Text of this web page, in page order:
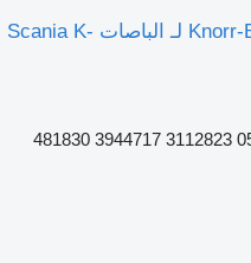
صمام الهواء Knorr-Bremse 0501100040 لـ الباصات Scania K-
0501100040 0501100014 0501100029 3112823 3944717 481830